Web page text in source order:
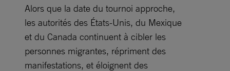
Alors que la date du tournoi approche,
les autorités des États-Unis, du Mexique
et du Canada continuent à cibler les
personnes migrantes, répriment des
manifestations, et éloignent des